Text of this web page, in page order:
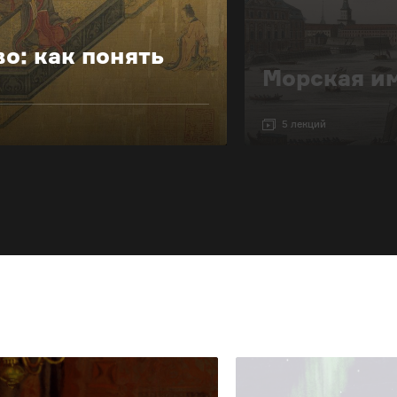
как понять
Морская
5 лекций